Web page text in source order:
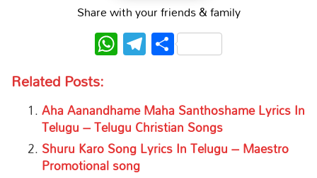
Share with your friends & family
WhatsApp
Telegram
Share
Related Posts:
Aha Aanandhame Maha Santhoshame Lyrics In
Telugu – Telugu Christian Songs
Shuru Karo Song Lyrics In Telugu – Maestro
Promotional song